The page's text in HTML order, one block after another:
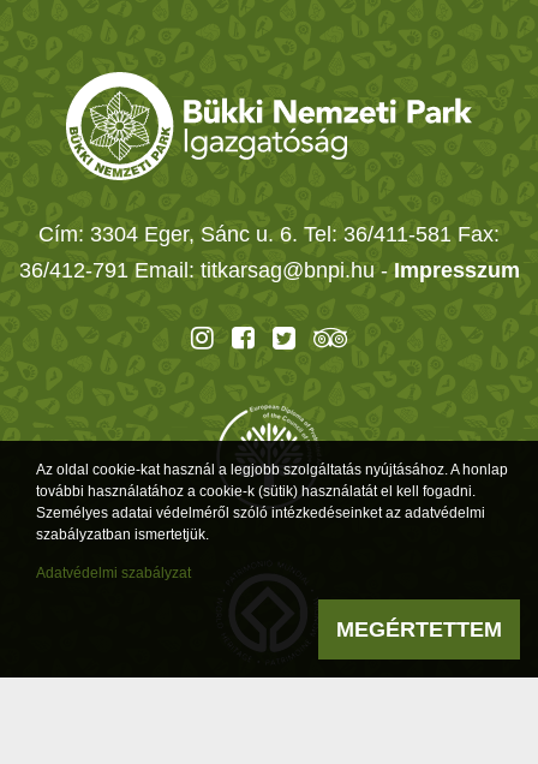
Cím: 3304 Eger, Sánc u. 6. Tel: 36/411-581 Fax:
36/412-791 Email: titkarsag@bnpi.hu - Impresszum
Az oldal cookie-kat használ a legjobb szolgáltatás nyújtásához. A honlap
további használatához a cookie-k (sütik) használatát el kell fogadni.
Személyes adatai védelméről szóló intézkedéseinket az adatvédelmi
szabályzatban ismertetjük.
Adatvédelmi szabályzat
MEGÉRTETTEM